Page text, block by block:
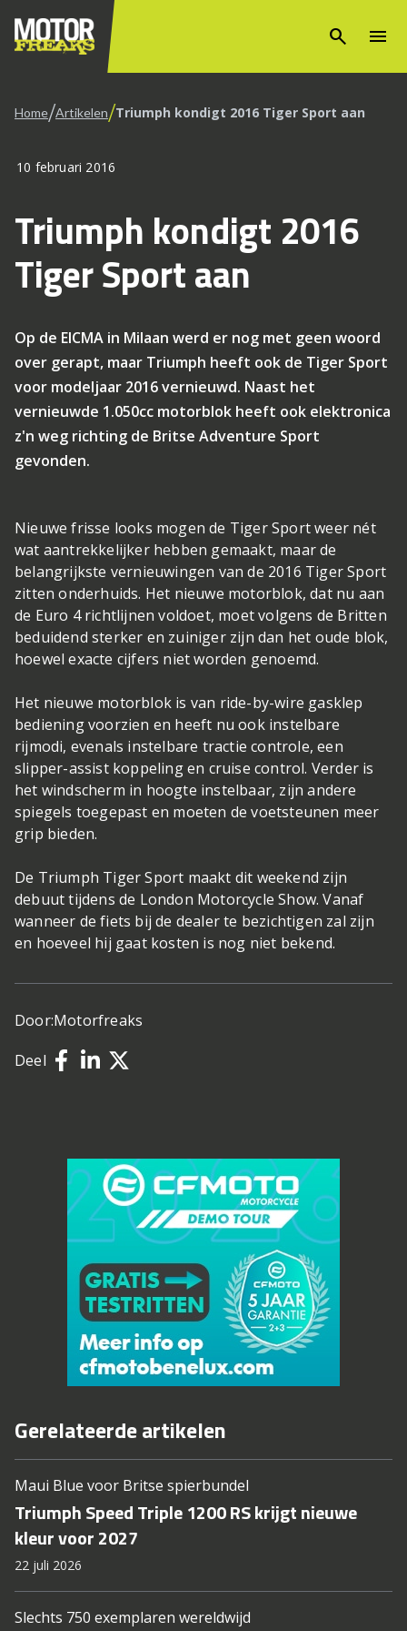
search menu
Home/Artikelen/Triumph kondigt 2016 Tiger Sport aan
10 februari 2016
Triumph kondigt 2016
Tiger Sport aan
Op de EICMA in Milaan werd er nog met geen woord
over gerapt, maar Triumph heeft ook de Tiger Sport
voor modeljaar 2016 vernieuwd. Naast het
vernieuwde 1.050cc motorblok heeft ook elektronica
z'n weg richting de Britse Adventure Sport
gevonden.
Nieuwe frisse looks mogen de Tiger Sport weer nét
wat aantrekkelijker hebben gemaakt, maar de
belangrijkste vernieuwingen van de 2016 Tiger Sport
zitten onderhuids. Het nieuwe motorblok, dat nu aan
de Euro 4 richtlijnen voldoet, moet volgens de Britten
beduidend sterker en zuiniger zijn dan het oude blok,
hoewel exacte cijfers niet worden genoemd.
Het nieuwe motorblok is van ride-by-wire gasklep
bediening voorzien en heeft nu ook instelbare
rijmodi, evenals instelbare tractie controle, een
slipper-assist koppeling en cruise control. Verder is
het windscherm in hoogte instelbaar, zijn andere
spiegels toegepast en moeten de voetsteunen meer
grip bieden.
De Triumph Tiger Sport maakt dit weekend zijn
debuut tijdens de London Motorcycle Show. Vanaf
wanneer de fiets bij de dealer te bezichtigen zal zijn
en hoeveel hij gaat kosten is nog niet bekend.
Door:Motorfreaks
Deel
Gerelateerde artikelen
Maui Blue voor Britse spierbundel
Triumph Speed Triple 1200 RS krijgt nieuwe
kleur voor 2027
22 juli 2026
Slechts 750 exemplaren wereldwijd